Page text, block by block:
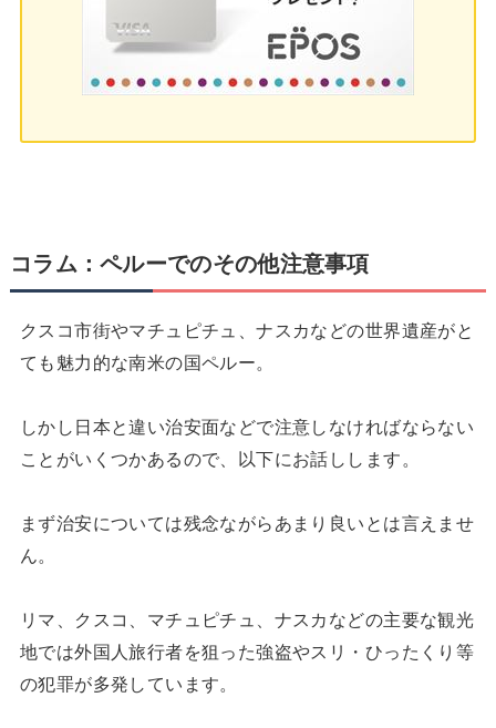
コラム：ペルーでのその他注意事項
クスコ市街やマチュピチュ、ナスカなどの世界遺産がと
ても魅力的な南米の国ペルー。
しかし日本と違い治安面などで注意しなければならない
ことがいくつかあるので、以下にお話しします。
まず治安については残念ながらあまり良いとは言えませ
ん。
リマ、クスコ、マチュピチュ、ナスカなどの主要な観光
地では外国人旅行者を狙った強盗やスリ・ひったくり等
の犯罪が多発しています。